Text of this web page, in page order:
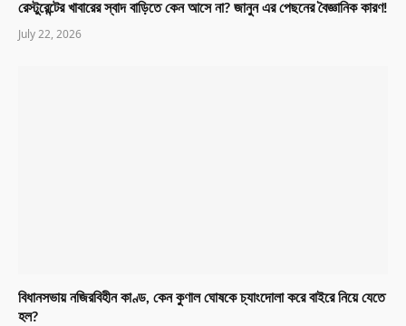
রেস্টুরেন্টের খাবারের স্বাদ বাড়িতে কেন আসে না? জানুন এর পেছনের বৈজ্ঞানিক কারণ!
July 22, 2026
বিধানসভায় নজিরবিহীন কাণ্ড, কেন কুণাল ঘোষকে চ্যাংদোলা করে বাইরে নিয়ে যেতে
হল?